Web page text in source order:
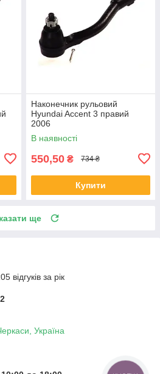
Наконечник рульовий
Hyundai Accent 3 правий
2006
В наявності
550,50 ₴ 734 ₴
Купити
ще
відгуків за рік
Україна